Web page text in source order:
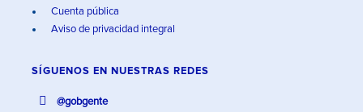
Cuenta pública
Aviso de privacidad integral
SÍGUENOS EN NUESTRAS REDES
@gobgente